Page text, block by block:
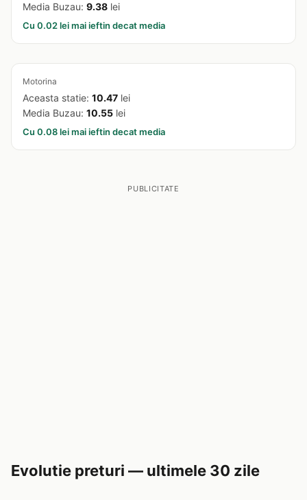
Media Buzau: 9.38 lei
Cu 0.02 lei mai ieftin decat media
Motorina
Aceasta statie: 10.47 lei
Media Buzau: 10.55 lei
Cu 0.08 lei mai ieftin decat media
PUBLICITATE
Evolutie preturi — ultimele 30 zile